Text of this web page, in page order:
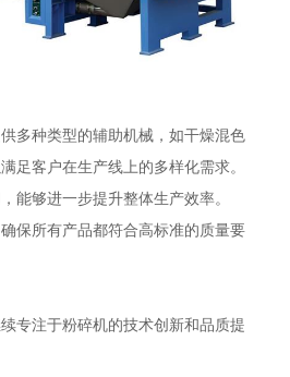
多种类型的辅助机械，如干燥混色
足客户在生产线上的多样化需求。
能够进一步提升整体生产效率。
保所有产品都符合高标准的质量要
专注于粉碎机的技术创新和品质提